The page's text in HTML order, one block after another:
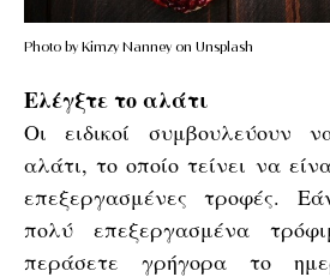
Photo by Kimzy Nanney on Unsplash
Ελέγξτε το αλάτι
Οι ειδικοί συμβουλεύουν
αλάτι, το οποίο τείνει να
επεξεργασμένες τροφές.
πολύ επεξεργασμένα
περάσετε γρήγορα το